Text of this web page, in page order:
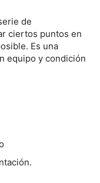
de
ciertos puntos en
Es una
equipo y condición